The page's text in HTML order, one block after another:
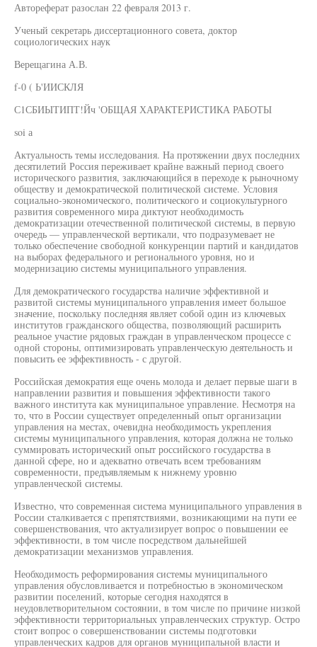
Автореферат разослан 22 февраля 2013 г.
Ученый секретарь диссертационного совета, доктор
социологических наук
Верещагина А.В.
f-0 ( Ь'ИИСКЛЯ
С1СБИЫТИПТ!Йч 'ОБЩАЯ ХАРАКТЕРИСТИКА РАБОТЫ
soi а
Актуальность темы исследования. На протяжении двух последних
десятилетий Россия переживает крайне важный период своего
исторического развития, заключающийся в переходе к рыночному
обществу и демократической политической системе. Условия
социально-экономического, политического и социокультурного
развития современного мира диктуют необходимость
демократизации отечественной политической системы, в первую
очередь — управленческой вертикали, что подразумевает не
только обеспечение свободной конкуренции партий и кандидатов
на выборах федерального и регионального уровня, но и
модернизацию системы муниципального управления.
Для демократического государства наличие эффективной и
развитой системы муниципального управления имеет большое
значение, поскольку последняя являет собой один из ключевых
институтов гражданского общества, позволяющий расширить
реальное участие рядовых граждан в управленческом процессе с
одной стороны, оптимизировать управленческую деятельность и
повысить ее эффективность - с другой.
Российская демократия еще очень молода и делает первые шаги в
направлении развития и повышения эффективности такого
важного института как муниципальное управление. Несмотря на
то, что в России существует определенный опыт организации
управления на местах, очевидна необходимость укрепления
системы муниципального управления, которая должна не только
суммировать исторический опыт российского государства в
данной сфере, но и адекватно отвечать всем требованиям
современности, предъявляемым к нижнему уровню
управленческой системы.
Известно, что современная система муниципального управления в
России сталкивается с препятствиями, возникающими на пути ее
совершенствования, что актуализирует вопрос о повышении ее
эффективности, в том числе посредством дальнейшей
демократизации механизмов управления.
Необходимость реформирования системы муниципального
управления обусловливается и потребностью в экономическом
развитии поселений, которые сегодня находятся в
неудовлетворительном состоянии, в том числе по причине низкой
эффективности территориальных управленческих структур. Остро
стоит вопрос о совершенствовании системы подготовки
управленческих кадров для органов муниципальной власти и